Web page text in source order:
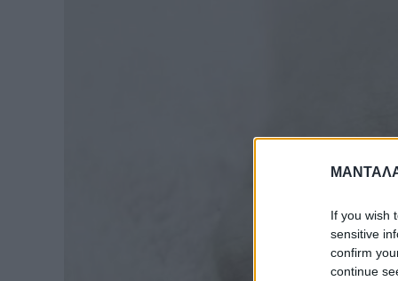
If you wish
sensitive
confirm
continue